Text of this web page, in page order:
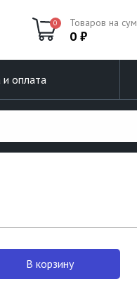
0 Товаров на
0 ₽
и оплата
В корзину